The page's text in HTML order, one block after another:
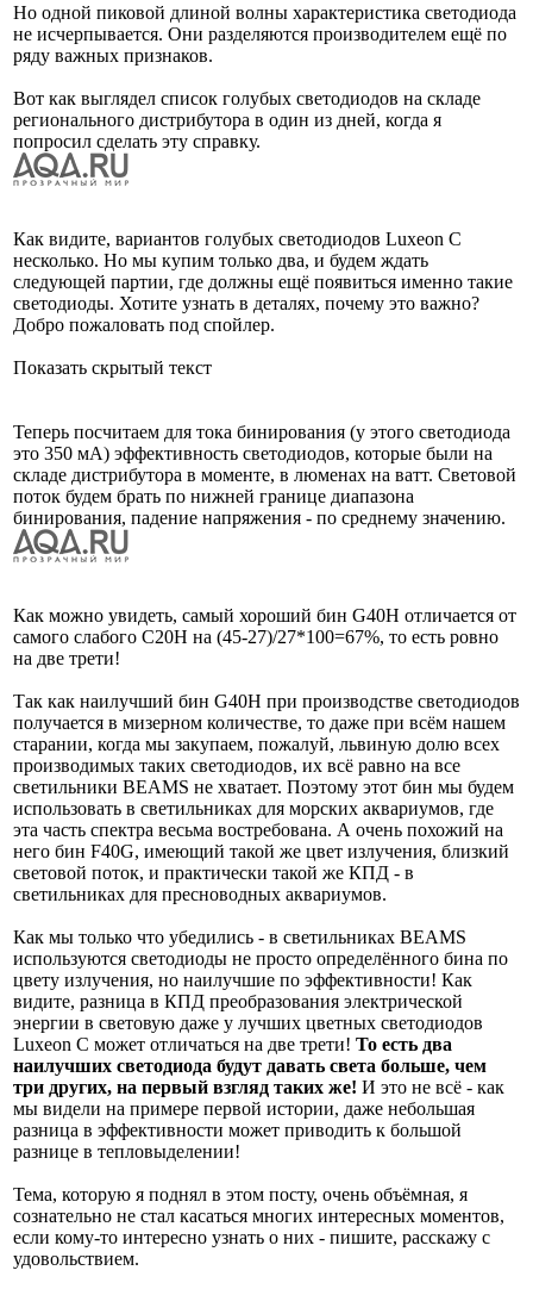
Но одной пиковой длиной волны характеристика светодиода
не исчерпывается. Они разделяются производителем ещё по
ряду важных признаков.
Вот как выглядел список голубых светодиодов на складе
регионального дистрибутора в один из дней, когда я
попросил сделать эту справку.
Как видите, вариантов голубых светодиодов Luxeon C
несколько. Но мы купим только два, и будем ждать
следующей партии, где должны ещё появиться именно такие
светодиоды. Хотите узнать в деталях, почему это важно?
Добро пожаловать под спойлер.
Показать скрытый текст
Теперь посчитаем для тока бинирования (у этого светодиода
это 350 мА) эффективность светодиодов, которые были на
складе дистрибутора в моменте, в люменах на ватт. Световой
поток будем брать по нижней границе диапазона
бинирования, падение напряжения - по среднему значению.
Как можно увидеть, самый хороший бин G40H отличается от
самого слабого C20H на (45-27)/27*100=67%, то есть ровно
на две трети!
Так как наилучший бин G40H при производстве светодиодов
получается в мизерном количестве, то даже при всём нашем
старании, когда мы закупаем, пожалуй, львиную долю всех
производимых таких светодиодов, их всё равно на все
светильники BEAMS не хватает. Поэтому этот бин мы будем
использовать в светильниках для морских аквариумов, где
эта часть спектра весьма востребована. А очень похожий на
него бин F40G, имеющий такой же цвет излучения, близкий
световой поток, и практически такой же КПД - в
светильниках для пресноводных аквариумов.
Как мы только что убедились - в светильниках BEAMS
используются светодиоды не просто определённого бина по
цвету излучения, но наилучшие по эффективности! Как
видите, разница в КПД преобразования электрической
энергии в световую даже у лучших цветных светодиодов
Luxeon C может отличаться на две трети! То есть два
наилучших светодиода будут давать света больше, чем
три других, на первый взгляд таких же! И это не всё - как
мы видели на примере первой истории, даже небольшая
разница в эффективности может приводить к большой
разнице в тепловыделении!
Тема, которую я поднял в этом посту, очень объёмная, я
сознательно не стал касаться многих интересных моментов,
если кому-то интересно узнать о них - пишите, расскажу с
удовольствием.